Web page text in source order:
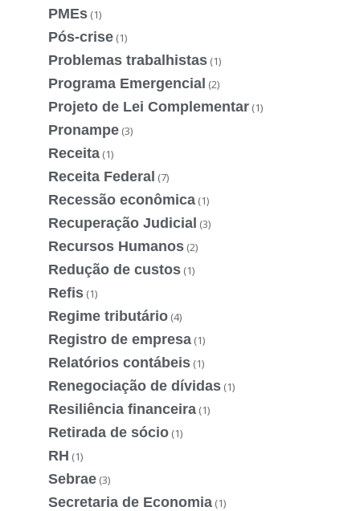
PMEs (1)
Pós-crise (1)
Problemas trabalhistas (1)
Programa Emergencial (2)
Projeto de Lei Complementar (1)
Pronampe (3)
Receita (1)
Receita Federal (7)
Recessão econômica (1)
Recuperação Judicial (3)
Recursos Humanos (2)
Redução de custos (1)
Refis (1)
Regime tributário (4)
Registro de empresa (1)
Relatórios contábeis (1)
Renegociação de dívidas (1)
Resiliência financeira (1)
Retirada de sócio (1)
RH (1)
Sebrae (3)
Secretaria de Economia (1)